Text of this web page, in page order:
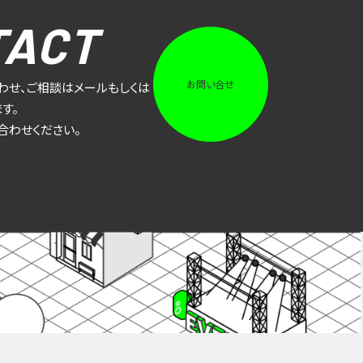
、ご相談はメールもしくは
。
せください。
お問い合せ